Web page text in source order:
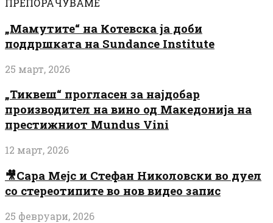
ПРЕПОРАЧУВАМЕ
„Мамутите“ на Котевска ја доби
поддршката на Sundance Institute
25 март, 2026
„Тиквеш“ прогласен за најдобар
производител на вино од Македонија на
престижниот Mundus Vini
12 март, 2026
🎥Сара Мејс и Стефан Николовски во дуел
со стереотипите во нов видео запис
25 февруари, 2026